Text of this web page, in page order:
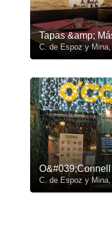
Tapas &amp;
C. de Espoz y
C. de Espoz y